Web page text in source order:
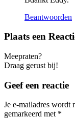
Beantwoorden
Plaats een
Meepraten?
Draag gerust bij!
Geef een reactie
Je e-mailadres wordt
gemarkeerd met *